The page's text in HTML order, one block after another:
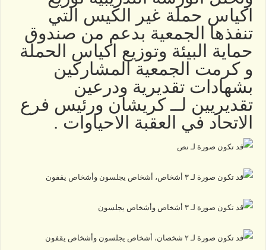
اكياس حملة غير الكيس التي
تنفذها الجمعية بدعم من صندوق
حماية البيئة وتوزيع اكياس الحملة
و كرمت الجمعية المشاركين
بشهادات تقديرية ودرعين
تقديريين لــ كريشان ورئيس فرع
الاتحاد في العقبة الاحياوات .